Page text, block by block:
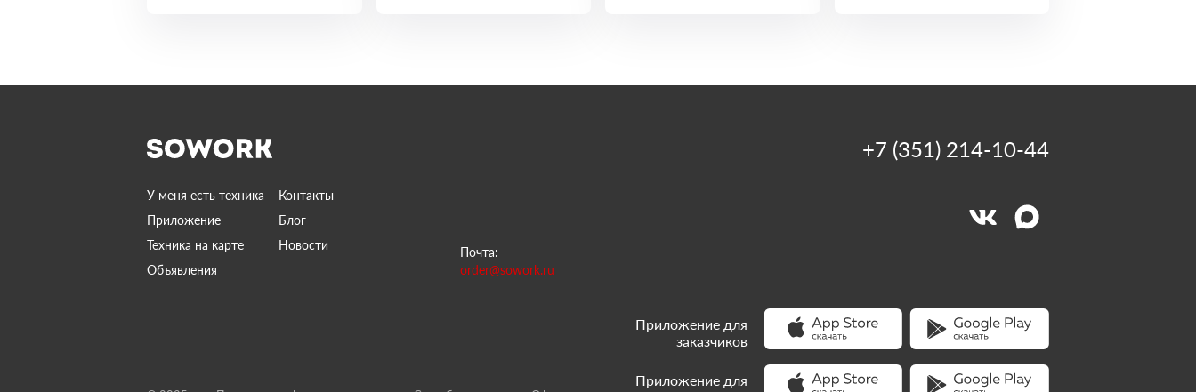
У меня есть техника
Контакты
Приложение
Блог
Техника на карте
Новости
Объявления
Почта:
order@sowork.ru
+7 (351) 214-10-44
Приложение для
заказчиков
Приложение для